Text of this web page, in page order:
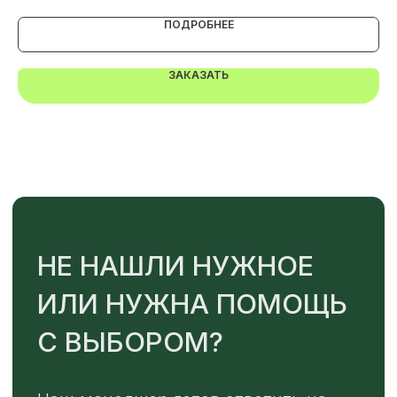
ПОДРОБНЕЕ
ЗАКАЗАТЬ
MAX
TELEGRAM